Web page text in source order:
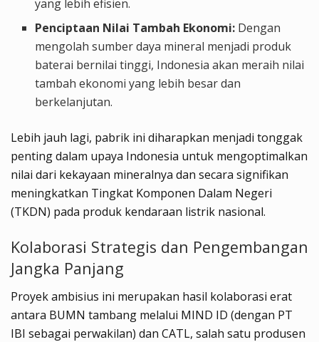
yang lebih efisien.
Penciptaan Nilai Tambah Ekonomi: Dengan
mengolah sumber daya mineral menjadi produk
baterai bernilai tinggi, Indonesia akan meraih nilai
tambah ekonomi yang lebih besar dan
berkelanjutan.
Lebih jauh lagi, pabrik ini diharapkan menjadi tonggak
penting dalam upaya Indonesia untuk mengoptimalkan
nilai dari kekayaan mineralnya dan secara signifikan
meningkatkan Tingkat Komponen Dalam Negeri
(TKDN) pada produk kendaraan listrik nasional.
Kolaborasi Strategis dan Pengembangan
Jangka Panjang
Proyek ambisius ini merupakan hasil kolaborasi erat
antara BUMN tambang melalui MIND ID (dengan PT
IBI sebagai perwakilan) dan CATL, salah satu produsen